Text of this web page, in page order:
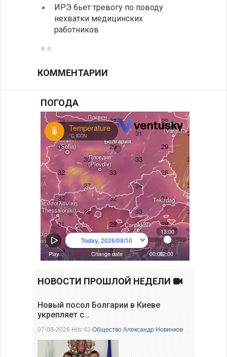
ИРЭ бьет тревогу по поводу
нехватки медицинских
работников
КОММЕНТАРИИ
ПОГОДА
НОВОСТИ ПРОШЛОЙ НЕДЕЛИ
Новый посол Болгарии в Киеве
укрепляет с…
07-08-2026 Hits:42Общество Александр Новинков